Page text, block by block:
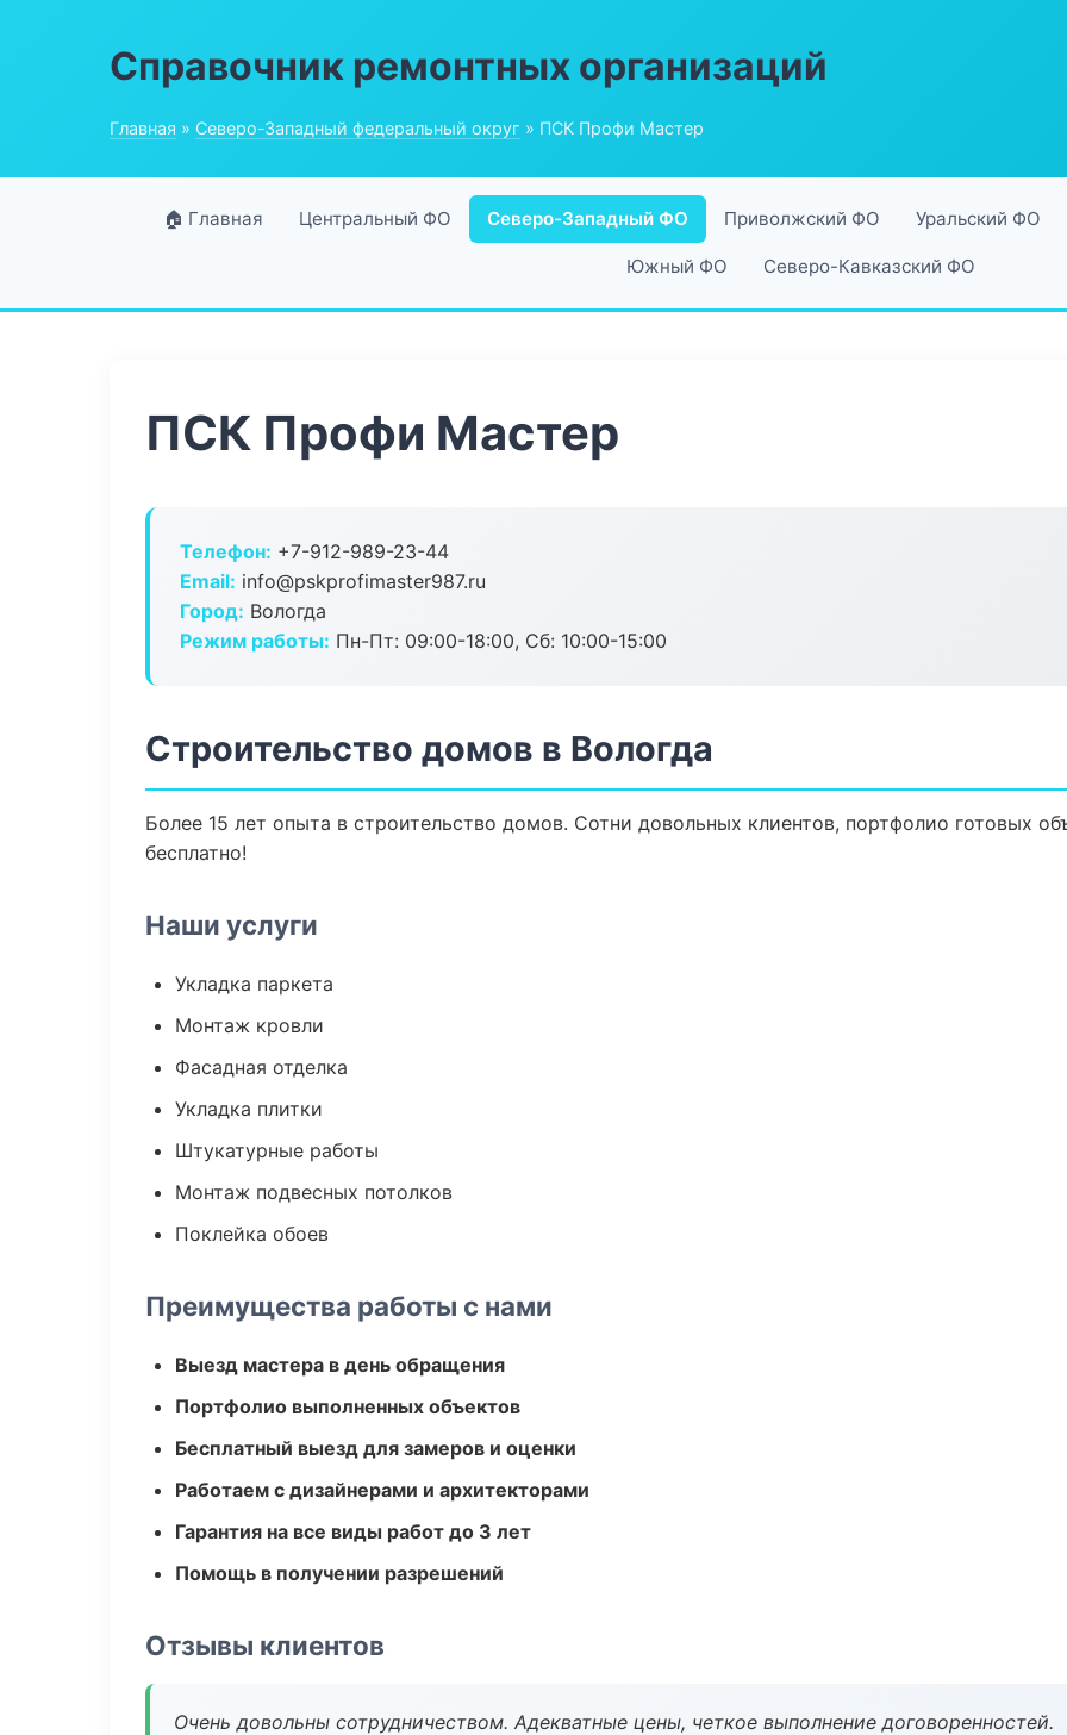
Справочник ремонтных организаций
Главная » Северо-Западный федеральный округ » ПСК Профи Мастер
🏠 Главная Центральный ФО Северо-Западный ФО Приволжский ФО Уральский ФО
Южный ФО Северо-Кавказский ФО
ПСК Профи Мастер
Телефон: +7-912-989-23-44
Email: info@pskprofimaster987.ru
Город: Вологда
Режим работы: Пн-Пт: 09:00-18:00, Сб: 10:00-15:00
Строительство домов в Вологда
Более 15 лет опыта в строительство домов. Сотни довольных клиентов, портфолио готовых
бесплатно!
Наши услуги
Укладка паркета
Монтаж кровли
Фасадная отделка
Укладка плитки
Штукатурные работы
Монтаж подвесных потолков
Поклейка обоев
Преимущества работы с нами
Выезд мастера в день обращения
Портфолио выполненных объектов
Бесплатный выезд для замеров и оценки
Работаем с дизайнерами и архитекторами
Гарантия на все виды работ до 3 лет
Помощь в получении разрешений
Отзывы клиентов
Очень довольны сотрудничеством. Адекватные цены, четкое выполнение договоренностей.